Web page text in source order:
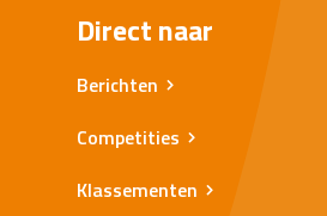
Direct naar
Berichten
Competities
Klassementen